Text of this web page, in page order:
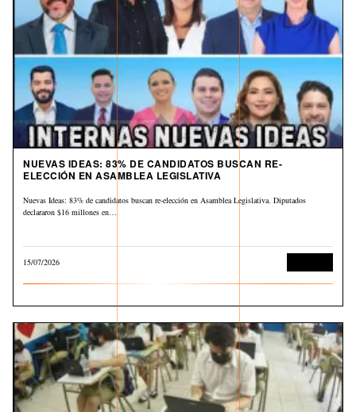
NUEVAS IDEAS: 83% DE CANDIDATOS BUSCAN RE-
ELECCIÓN EN ASAMBLEA LEGISLATIVA
Nuevas Ideas: 83% de candidatos buscan re-elección en Asamblea Legislativa. Diputados
declararon $16 millones en…
15/07/2026